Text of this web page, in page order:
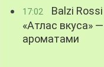
17:02
Balzi
«Атлас вкуса»
ароматами